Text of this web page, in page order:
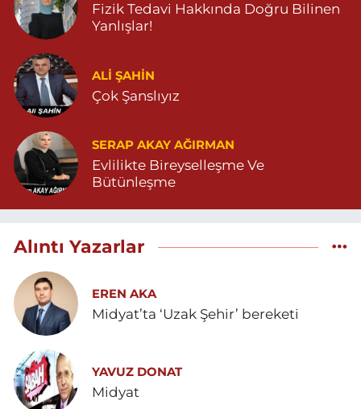
Fizik Tedavi Hakkında Doğru Bilinen
Yanlışlar!
ALI ŞAHİN
Çok Şanslıyız
SERAP AKAY AĞIRMAN
Evlilikte Bireyselleşme Ve
Bütünleşme
Alıntı Yazarlar
EREN AKA
Midyat’ta ‘Uzak Şehir’ bereketi
YAVUZ DONAT
Midyat